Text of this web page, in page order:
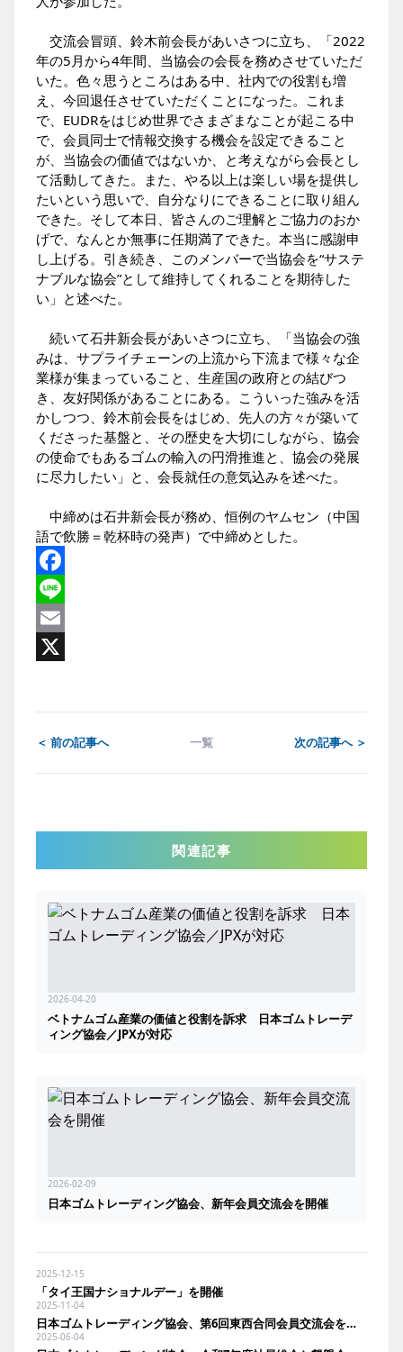
交流会冒頭、鈴木前会長があいさつに立ち、「2022
年の5月から4年間、当協会の会長を務めさせていただ
いた。色々思うところはある中、社内での役割も増
え、今回退任させていただくことになった。これま
で、EUDRをはじめ世界でさまざまなことが起こる中
で、会員同士で情報交換する機会を設定できること
が、当協会の価値ではないか、と考えながら会長とし
て活動してきた。また、やる以上は楽しい場を提供し
たいという思いで、自分なりにできることに取り組ん
できた。そして本日、皆さんのご理解とご協力のおか
げで、なんとか無事に任期満了できた。本当に感謝申
し上げる。引き続き、このメンバーで当協会を“サステ
ナブルな協会”として維持してくれることを期待した
い」と述べた。
続いて石井新会長があいさつに立ち、「当協会の強
みは、サプライチェーンの上流から下流まで様々な企
業様が集まっていること、生産国の政府との結びつ
き、友好関係があることにある。こういった強みを活
かしつつ、鈴木前会長をはじめ、先人の方々が築いて
くださった基盤と、その歴史を大切にしながら、協会
の使命でもあるゴムの輸入の円滑推進と、協会の発展
に尽力したい」と、会長就任の意気込みを述べた。
中締めは石井新会長が務め、恒例のヤムセン（中国
語で飲勝＝乾杯時の発声）で中締めとした。
Facebook
Line
Email
＜ 前の記事へ 一覧 次の記事へ ＞
関連記事
2026-04-20
ベトナムゴム産業の価値と役割を訴求 日本ゴムトレーデ
ィング協会／JPXが対応
2026-02-09
日本ゴムトレーディング協会、新年会員交流会を開催
2025-12-15
「タイ王国ナショナルデー」を開催
2025-11-04
日本ゴムトレーディング協会、第6回東西合同会員交流会を開催
2025-06-04